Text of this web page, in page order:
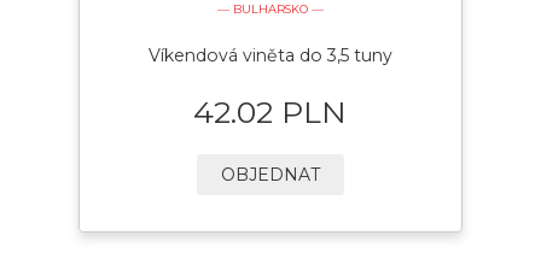
— BULHARSKO —
Víkendová viněta do 3,5 tuny
42.02 PLN
OBJEDNAT